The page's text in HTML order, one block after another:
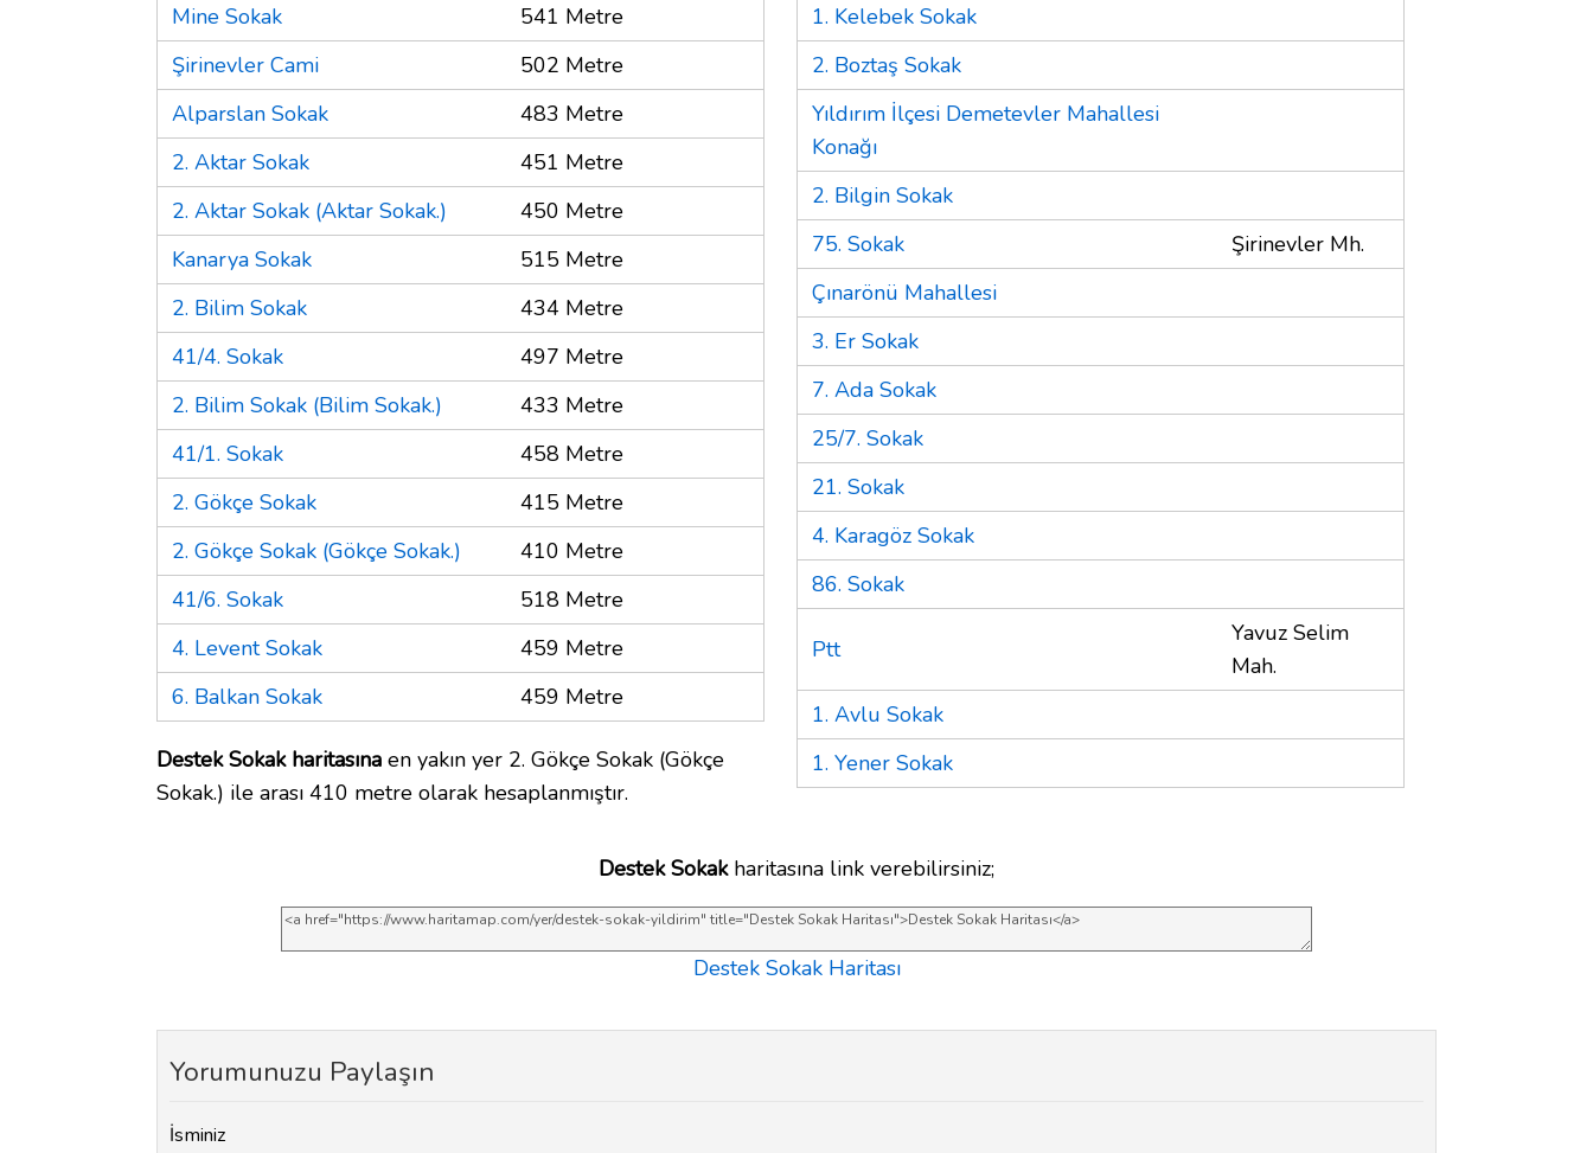
Mine Sokak
541 Metre
Şirinevler Cami
502 Metre
Alparslan Sokak
483 Metre
2. Aktar Sokak
451 Metre
2. Aktar Sokak (Aktar Sokak.)
450 Metre
Kanarya Sokak
515 Metre
2. Bilim Sokak
434 Metre
41/4. Sokak
497 Metre
2. Bilim Sokak (Bilim Sokak.)
433 Metre
41/1. Sokak
458 Metre
2. Gökçe Sokak
415 Metre
2. Gökçe Sokak (Gökçe Sokak.)
410 Metre
41/6. Sokak
518 Metre
4. Levent Sokak
459 Metre
6. Balkan Sokak
459 Metre
Destek Sokak haritasına en yakın yer 2. Gökçe Sokak (Gökçe
Sokak.) ile arası 410 metre olarak hesaplanmıştır.
1. Kelebek Sokak
2. Boztaş Sokak
Yıldırım İlçesi Demetevler Mahallesi
Konağı
2. Bilgin Sokak
75. Sokak
Şirinevler Mh.
Çınarönü Mahallesi
3. Er Sokak
7. Ada Sokak
25/7. Sokak
21. Sokak
4. Karagöz Sokak
86. Sokak
Ptt
Yavuz Selim
Mah.
1. Avlu Sokak
1. Yener Sokak
Destek Sokakharitasına link verebilirsiniz;
Destek Sokak Haritası
Yorumunuzu Paylaşın
İsminiz